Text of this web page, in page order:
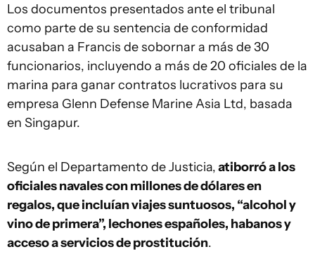
Los documentos presentados ante el tribunal
como parte de su sentencia de conformidad
acusaban a Francis de sobornar a más de 30
funcionarios, incluyendo a más de 20 oficiales de la
marina para ganar contratos lucrativos para su
empresa Glenn Defense Marine Asia Ltd, basada
en Singapur.
Según el Departamento de Justicia,atiborró a los
oficiales navales con millones de dólares en
regalos, que incluían viajes suntuosos, “alcohol y
vino de primera”, lechones españoles, habanos y
acceso a servicios de prostitución.